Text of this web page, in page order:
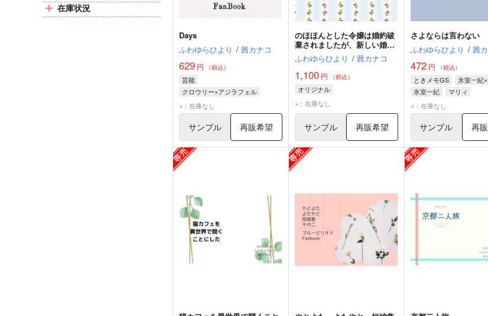
在庫状況
Days
ふわゆらひより / 茜カナコ
629 円 （税込）
芸能
クロウリー×アジラフェル
クロウリー
×：在庫なし
サンプル 再販希望
のほほんとした令嬢は婚約破
棄されましたが、新しい婚約
者に溺愛されました
ふわゆらひより / 茜カナコ
1,100円 （税込）
オリジナル
×：在庫なし
サンプル 再販希望
さよならは言わない
ふわゆらひより / 茜
472円 （税込）
ときメモGS
氷室一紀
氷室一紀
マリィ
×：在庫なし
サンプル 再